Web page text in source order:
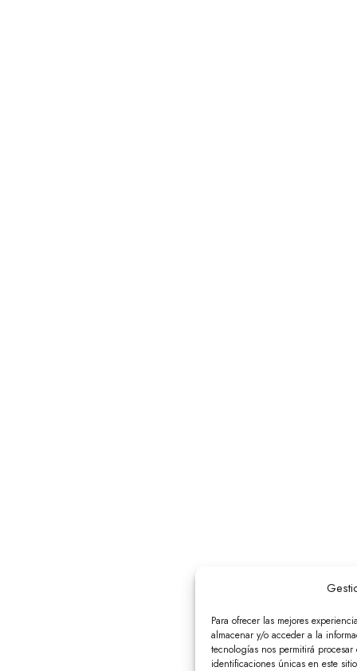
Para ofrecer las mejores
almacenar y/o acceder a la
tecnologías nos permitirá
identificaciones únicas en este